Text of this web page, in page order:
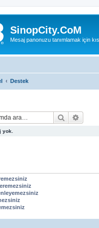
SinopCity.CoM
Mesaj panonuzu tanımlamak için
Destek
Ara
yok.